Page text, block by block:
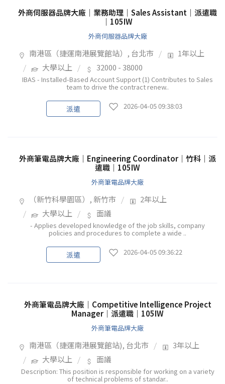
外商伺服器品牌大廠｜業務助理｜Sales Assistant｜派遣職
｜105IW
外商伺服器品牌大廠
南港區（捷運南港展覽館站）, 台北市
1年以上
大學以上
32000 - 38000
IBAS - Installed-Based Account Support (1) Contributes to Sales
team to drive the contract renew..
派遣 2026-04-05 09:38:03
外商筆電品牌大廠｜Engineering Coordinator｜竹科｜派
遣職｜105IW
外商筆電品牌大廠
（新竹科學園區）, 新竹市
2年以上
大學以上
面議
- Applies developed knowledge of the job skills, company
policies and procedures to complete a wide ..
派遣 2026-04-05 09:36:22
外商筆電品牌大廠｜Competitive Intelligence Project
Manager｜派遣職｜105IW
外商筆電品牌大廠
南港區（捷運南港展覽館站), 台北市
3年以上
大學以上
面議
Description: This position is responsible for working on a variety
of technical problems of standar..